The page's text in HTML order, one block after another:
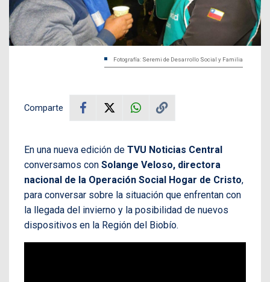
Fotografía: Seremi de Desarrollo Social y Familia
Comparte
En una nueva edición de TVU Noticias Central
conversamos con Solange Veloso, directora
nacional de la Operación Social Hogar de Cristo,
para conversar sobre la situación que enfrentan con
la llegada del invierno y la posibilidad de nuevos
dispositivos en la Región del Biobío.